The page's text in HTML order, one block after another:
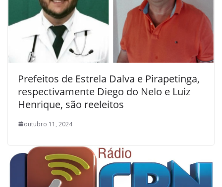
Prefeitos de Estrela Dalva e Pirapetinga,
respectivamente Diego do Nelo e Luiz
Henrique, são reeleitos
outubro 11, 2024